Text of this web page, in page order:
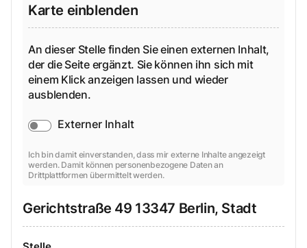
Karte einblenden
An dieser Stelle finden Sie einen externen Inhalt,
der die Seite ergänzt. Sie können ihn sich mit
einem Klick anzeigen lassen und wieder
ausblenden.
Externer Inhalt
Ich bin damit einverstanden, dass mir externe Inhalte angezeigt
werden. Damit können personenbezogene Daten an
Drittplattformen übermittelt werden.
Gerichtstraße 49 13347 Berlin, Stadt